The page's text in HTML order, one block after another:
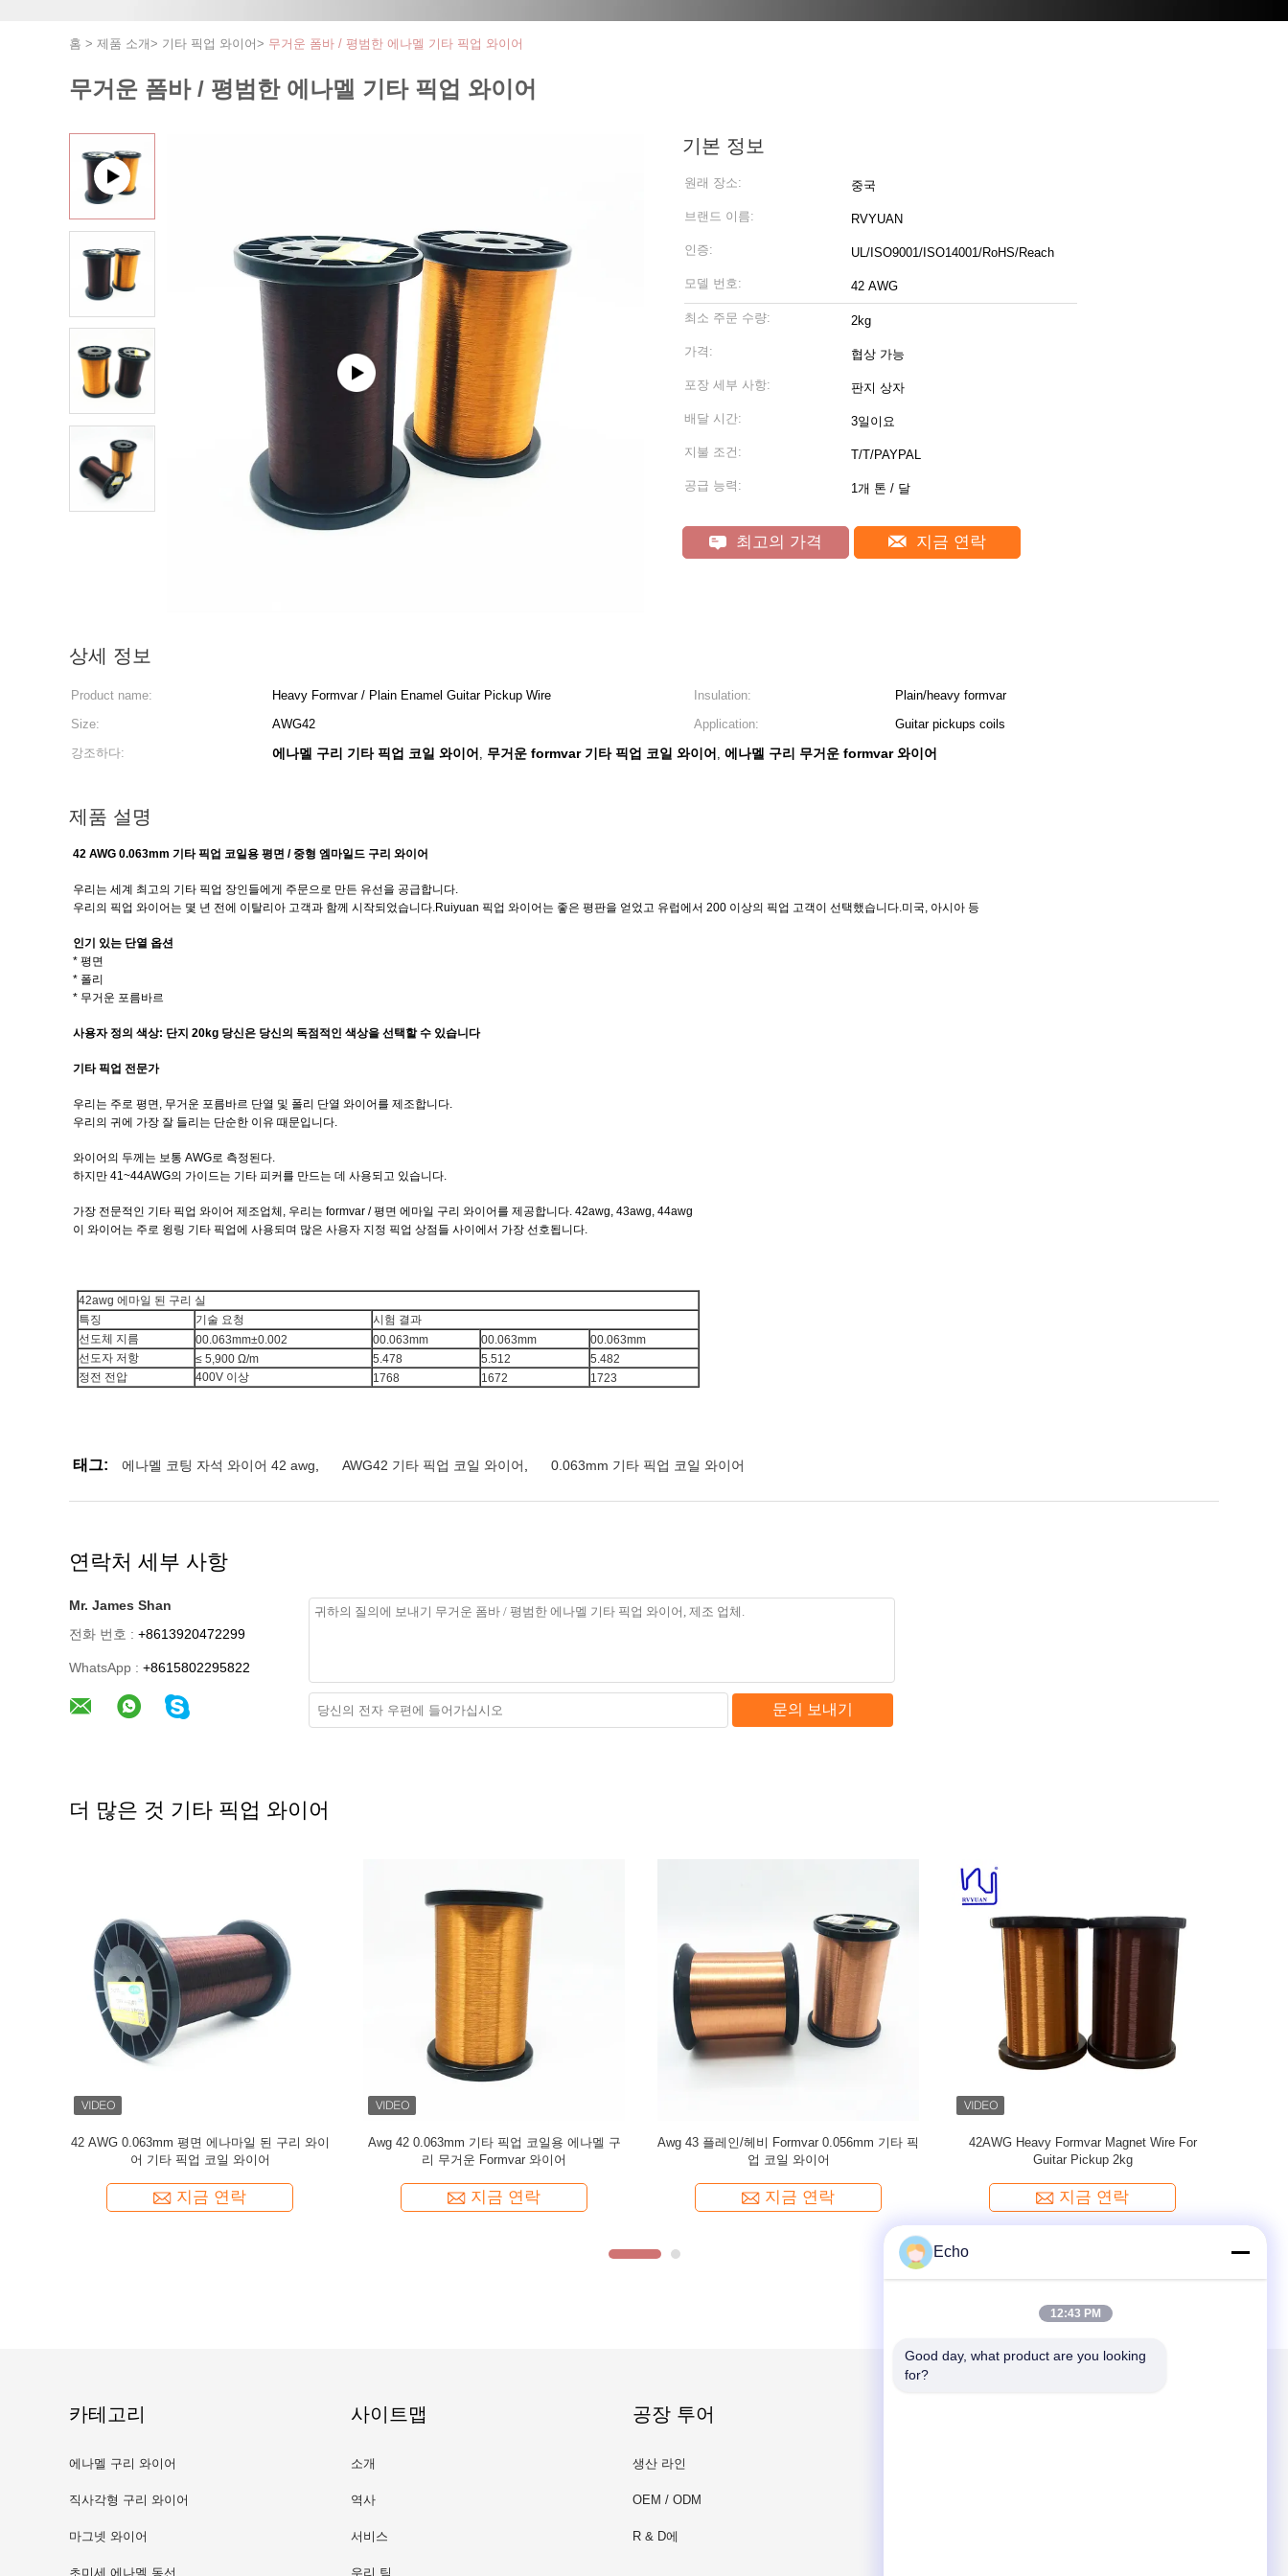
홈 > 제품 소개> 기타 픽업 와이어> 무거운 폼바 / 평범한 에나멜 기타 픽업 와이어
무거운 폼바 / 평범한 에나멜 기타 픽업 와이어
기본 정보
원래 장소: 중국
브랜드 이름: RVYUAN
인증: UL/ISO9001/ISO14001/RoHS/Reach
모델 번호: 42 AWG
최소 주문 수량: 2kg
가격: 협상 가능
포장 세부 사항: 판지 상자
배달 시간: 3일이요
지불 조건: T/T/PAYPAL
공급 능력: 1개 톤 / 달
최고의 가격 지금 연락
상세 정보
Product name: Heavy Formvar / Plain Enamel Guitar Pickup Wire Insulation:
Plain/heavy formvar
Size:
AWG42 Application:
Guitar pickups coils
강조하다:
에나멜 구리 기타 픽업 코일 와이어 , 무거운 formvar 기타 픽업 코일 와이어 , 에나멜 구리 무거운 formvar 와이어
제품 설명
42 AWG 0.063mm 기타 픽업 코일용 평면 / 중형 엠마일드 구리 와이어
우리는 세계 최고의 기타 픽업 장인들에게 주문으로 만든 유선을 공급합니다.
우리의 픽업 와이어는 몇 년 전에 이탈리아 고객과 함께 시작되었습니다.Ruiyuan 픽업 와이어는 좋은 평판을 얻었고 유럽에서 200 이상의 픽업 고객이 선택했습니다.미국, 아시아 등
인기 있는 단열 옵션
* 평면
* 폴리
* 무거운 포름바르
사용자 정의 색상: 단지 20kg 당신은 당신의 독점적인 색상을 선택할 수 있습니다
기타 픽업 전문가
우리는 주로 평면, 무거운 포름바르 단열 및 폴리 단열 와이어를 제조합니다.
우리의 귀에 가장 잘 들리는 단순한 이유 때문입니다.
와이어의 두께는 보통 AWG로 측정된다.
하지만 41~44AWG의 가이드는 기타 피커를 만드는 데 사용되고 있습니다.
가장 전문적인 기타 픽업 와이어 제조업체, 우리는 formvar / 평면 에마일 구리 와이어를 제공합니다. 42awg, 43awg, 44awg
이 와이어는 주로 윙링 기타 픽업에 사용되며 많은 사용자 지정 픽업 상점들 사이에서 가장 선호됩니다.
42awg 에마일 된 구리 실
특징
기술 요청
시험 결과
선도체 지름
00.063mm±0.002 00.063mm 00.063mm
00.063mm
선도자 저항
≤ 5,900 Ω/m 5.478 5.512
5.482
정전 전압
400V 이상 1768 1672 1723
태그: 에나멜 코팅 자석 와이어 42 awg AWG42 기타 픽업 코일 와이어 0.063mm 기타 픽업 코일 와이어
연락처 세부 사항
Mr. James Shan
전화 번호 : +8613920472299
WhatsApp : +8615802295822
문의 보내기
더 많은 것 기타 픽업 와이어
Customized Color Polyurane Red/Green/Blue
Enameled Copper Wire For Guitar
지금 연락
42AWG Red Color Poly-Coated/ Plain/ Heavy
Formvar Enameled Copper Wire For Guitar
지금 연락
42AWG Red Color Poly Coated Magnet Wire,
Polyurethane Copper Wire for Guitar
지금 연락
표준 42 Awg 기타 픽업 와이어 포도주 평지 /
폼바 동법랑
지금 연락
카테고리
에나멜 구리 와이어
직사각형 구리 와이어
마그넷 와이어
초미세 에나멜 동선
사이트맵
소개
역사
서비스
우리 팀
공장 투어
생산 라인
OEM / ODM
R & D에
Echo
12:43 PM
Good day, what product are you looking
for?